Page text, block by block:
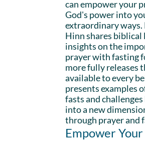
can empower your
God's power into
extraordinary ways.
Hinn shares biblical
insights on the
prayer with fasting
more fully releases
available to every
presents examples
fasts and
into a new
through prayer and
Empower